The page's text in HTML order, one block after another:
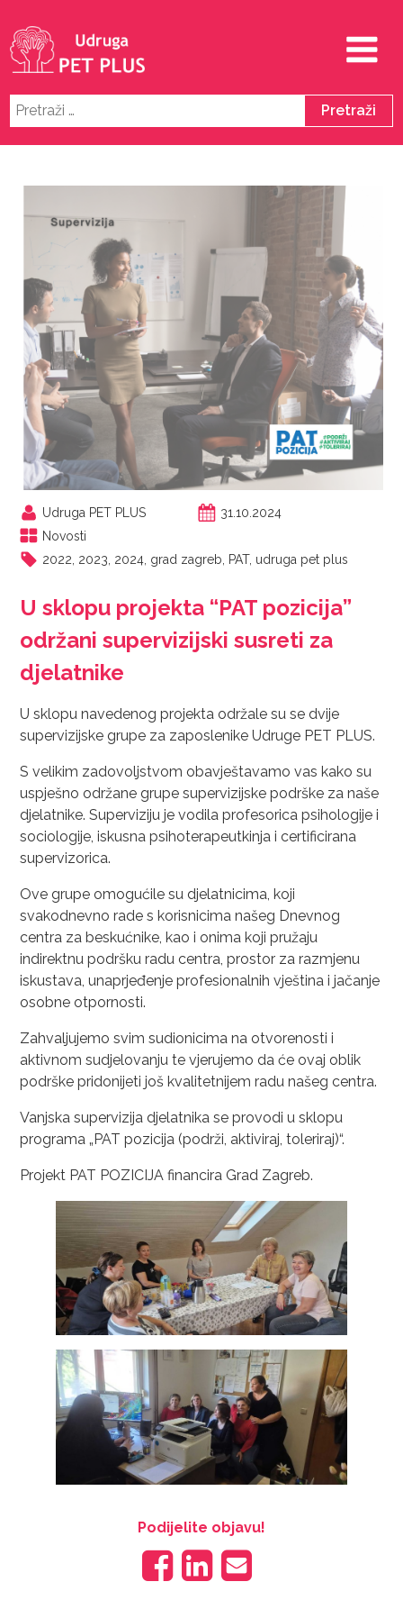
Pretraži:
Udruga PET PLUS
31.10.2024
Novosti
2022 2023 2024 grad zagreb PAT, udruga pet plus
U sklopu projekta “PAT pozicija”
održani supervizijski susreti za
djelatnike
U sklopu navedenog projekta održale su se dvije
supervizijske grupe za zaposlenike Udruge PET PLUS.
S velikim zadovoljstvom obavještavamo vas kako su
uspješno održane grupe supervizijske podrške za naše
djelatnike. Superviziju je vodila profesorica psihologije i
sociologije, iskusna psihoterapeutkinja i certificirana
supervizorica.
Ove grupe omogućile su djelatnicima, koji
svakodnevno rade s korisnicima našeg Dnevnog
centra za beskućnike, kao i onima koji pružaju
indirektnu podršku radu centra, prostor za razmjenu
iskustava, unaprjeđenje profesionalnih vještina i jačanje
osobne otpornosti.
Zahvaljujemo svim sudionicima na otvorenosti i
aktivnom sudjelovanju te vjerujemo da će ovaj oblik
podrške pridonijeti još kvalitetnijem radu našeg centra.
Vanjska supervizija djelatnika se provodi u sklopu
programa „PAT pozicija (podrži, aktiviraj, toleriraj)“.
Projekt PAT POZICIJA financira Grad Zagreb.
Podijelite objavu!